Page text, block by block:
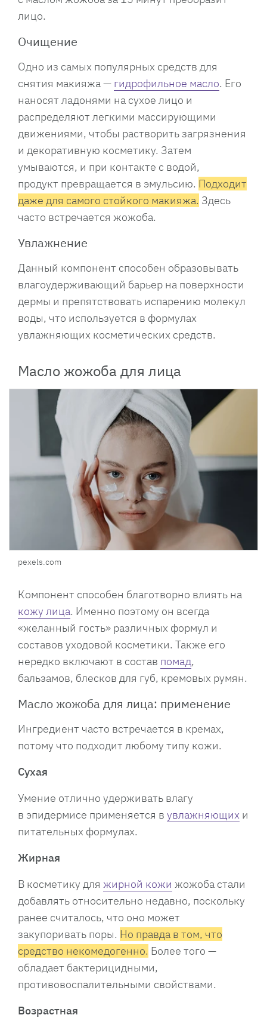
лицо.
Очищение
Одно из самых популярных средств для
снятия макияжа — гидрофильное масло. Его
наносят ладонями на сухое лицо и
распределяют легкими массирующими
движениями, чтобы растворить загрязнения
и декоративную косметику. Затем
умываются, и при контакте с водой,
продукт превращается в эмульсию. Подходит
даже для самого стойкого макияжа. Здесь
часто встречается жожоба.
Увлажнение
Данный компонент способен образовывать
влагоудерживающий барьер на поверхности
дермы и препятствовать испарению молекул
воды, что используется в формулах
увлажняющих косметических средств.
Масло жожоба для лица
pexels.com
Компонент способен благотворно влиять на
кожу лица. Именно поэтому он всегда
«желанный гость» различных формул и
составов уходовой косметики. Также его
нередко включают в состав помад,
бальзамов, блесков для губ, кремовых румян.
Масло жожоба для лица: применение
Ингредиент часто встречается в кремах,
потому что подходит любому типу кожи.
Сухая
Умение отлично удерживать влагу
в эпидермисе применяется в увлажняющих и
питательных формулах.
Жирная
В косметику для жирной кожи жожоба стали
добавлять относительно недавно, поскольку
ранее считалось, что оно может
закупоривать поры. Но правда в том, что
средство некомедогенно. Более того —
обладает бактерицидными,
противовоспалительными свойствами.
Возрастная